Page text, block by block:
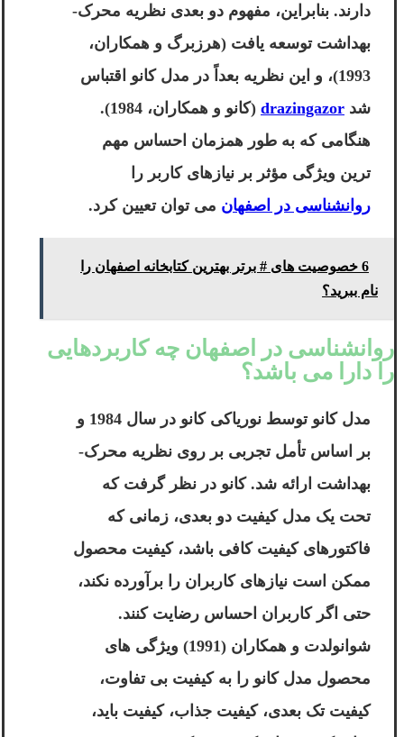
دارند. بنابراین، مفهوم دو بعدی نظریه محرک-
بهداشت توسعه یافت (هرزبرگ و همکاران،
1993)، و این نظریه بعداً در مدل کانو اقتباس
شد drazingazor
(کانو و همکاران، 1984).
هنگامی که به طور همزمان احساس مهم
ترین ویژگی مؤثر بر نیازهای کاربر را
روانشناسی در اصفهان می توان تعیین کرد.
6 خصوصیت های # برتر بهترین کتابخانه اصفهان را
نام ببرید؟
روانشناسی در اصفهان چه کاربردهایی
را دارا می باشد؟
مدل کانو توسط نوریاکی کانو در سال 1984 و
بر اساس تأمل تجربی بر روی نظریه محرک-
بهداشت ارائه شد. کانو در نظر گرفت که
تحت یک مدل کیفیت دو بعدی، زمانی که
فاکتورهای کیفیت کافی باشد، کیفیت محصول
ممکن است نیازهای کاربران را برآورده نکند،
حتی اگر کاربران احساس رضایت کنند.
شوانولدت و همکاران (1991) ویژگی های
محصول مدل کانو را به کیفیت بی تفاوت،
کیفیت تک بعدی، کیفیت جذاب، کیفیت باید،